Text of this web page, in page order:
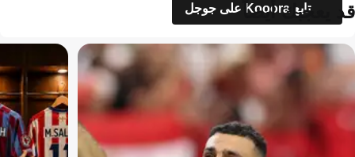
تابع Kooora على جوجل
قد يعجبك أيضاً